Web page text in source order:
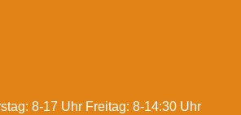
8-17 Uhr Freitag: 8-14:30 Uhr